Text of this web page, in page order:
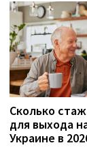
Сколько
для выхода
Украине в